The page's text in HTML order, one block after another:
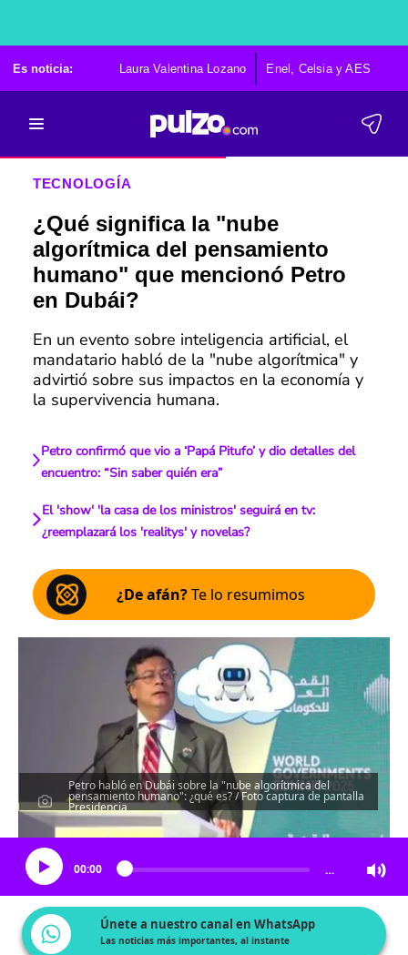
Es noticia: Laura Valentina Lozano Enel, Celsia y AES
TECNOLOGÍA
¿Qué significa la "nube
algorítmica del pensamiento
humano" que mencionó Petro
en Dubái?
En un evento sobre inteligencia artificial, el
mandatario habló de la "nube algorítmica" y
advirtió sobre sus impactos en la economía y
la supervivencia humana.
Petro confirmó que vio a ‘Papá Pitufo’ y dio detalles del
encuentro: “Sin saber quién era”
El 'show' 'la casa de los ministros' seguirá en tv:
¿reemplazará los 'realitys' y novelas?
¿De afán?Te lo resumimos
Petro habló en Dubái sobre la "nube algorítmica del
pensamiento humano": ¿qué es? / Foto captura de pantalla
Presidencia
Escucha el artículo
00:00 …
Únete a nuestro canal en WhatsApp
Las noticias más importantes, al instante